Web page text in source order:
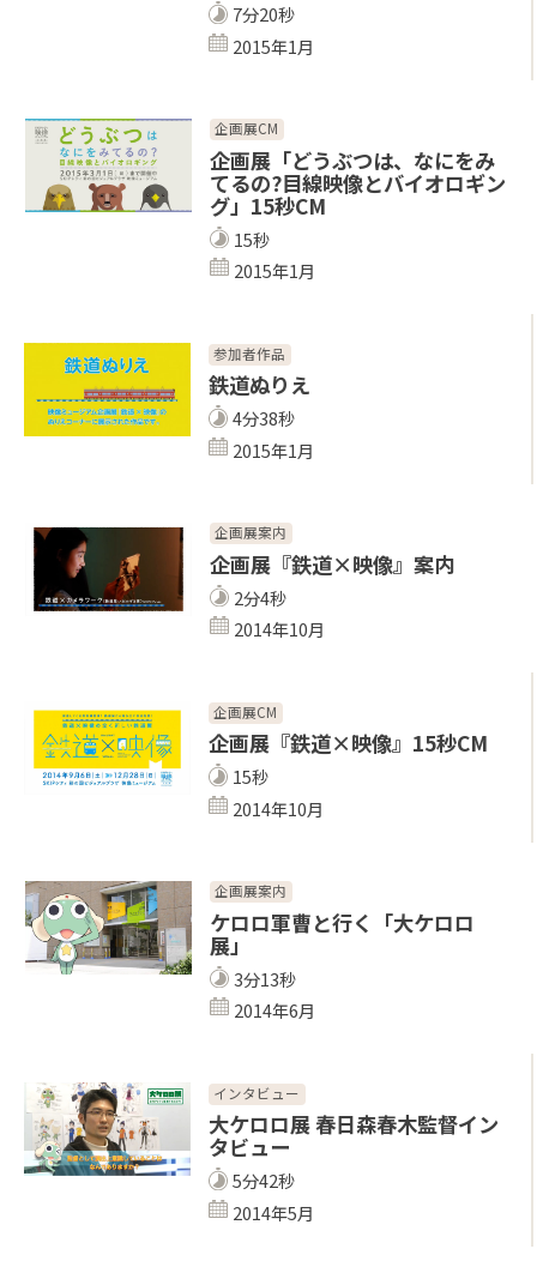
7分20秒
2015年1月
企画展CM
企画展「どうぶつは、なにをみ
てるの?目線映像とバイオロギン
グ」15秒CM
15秒
2015年1月
参加者作品
鉄道ぬりえ
4分38秒
2015年1月
企画展案内
企画展『鉄道×映像』案内
2分4秒
2014年10月
企画展CM
企画展『鉄道×映像』15秒CM
15秒
2014年10月
企画展案内
ケロロ軍曹と行く「大ケロロ
展」
3分13秒
2014年6月
インタビュー
大ケロロ展 春日森春木監督イン
タビュー
5分42秒
2014年5月